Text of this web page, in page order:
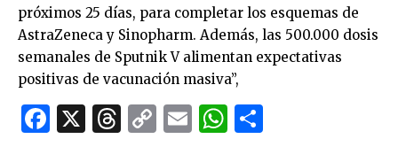
próximos 25 días, para completar los esquemas de
AstraZeneca y Sinopharm. Además, las 500.000 dosis
semanales de Sputnik V alimentan expectativas
positivas de vacunación masiva”,
Facebook
X Threads
CopyEmailWhatsApp